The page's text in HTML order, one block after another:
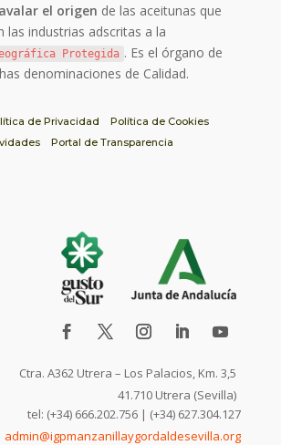
avalar el origen de las aceitunas que
las industrias adscritas a la
Protegida . Es el órgano de
denominaciones de Calidad.
de Privacidad
Política de Cookies
Portal de Transparencia
Ctra. A362 Utrera – Los Palacios, Km. 3,5
41.710 Utrera (Sevilla)
tel: (+34) 666.202.756 | (+34) 627.304.127
admin@igpmanzanillaygordaldesevilla.org